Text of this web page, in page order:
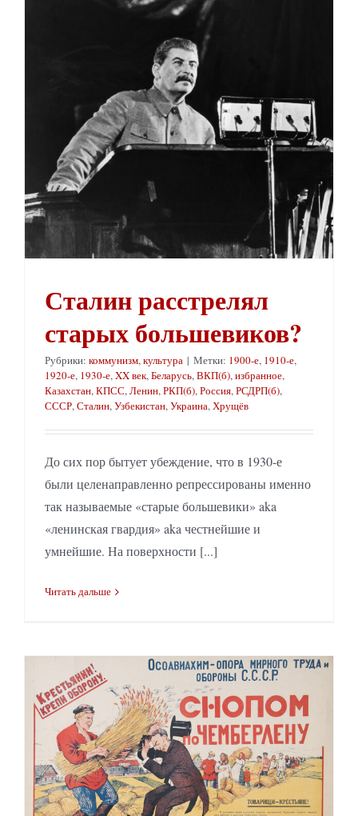
Сталин расстрелял
старых большевиков?
Рубрики: коммунизм,культура | Метки: 1900-е, 1910-е,
1920-е, 1930-е,XX век,Беларусь,ВКП(б),избранное,
Казахстан,КПСС,Ленин,РКП(б),Россия,РСДРП(б),
СССР,Сталин,Узбекистан,Украина,Хрущёв
До сих пор бытует убеждение, что в 1930-е
были целенаправленно репрессированы именно
так называемые «старые большевики» aka
«ленинская гвардия» aka честнейшие и
умнейшие. На поверхности [...]
Читать дальше